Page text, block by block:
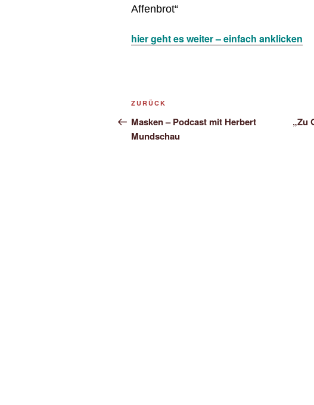
Affenbrot“
hier geht es weiter – einfach anklicken
Beitragsnavigation
Vorheriger
Beitrag
ZURÜCK
Masken – Podcast mit Herbert
Mundschau
„Zu